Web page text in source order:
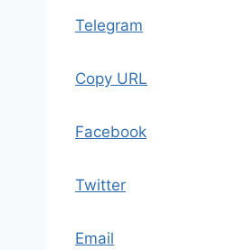
Telegram
Copy URL
Facebook
Twitter
Email